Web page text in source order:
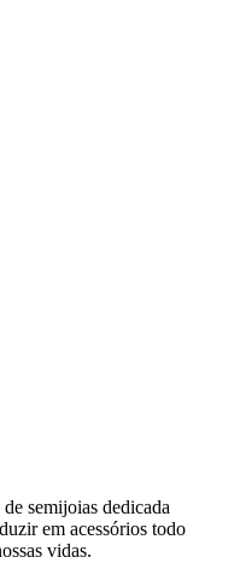
semijoias dedicada
em acessórios todo
vidas.